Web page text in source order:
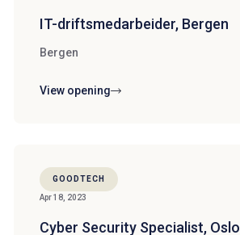
IT-driftsmedarbeider, Bergen
Bergen
View opening
Apr 18, 2023
Cyber Security Specialist, Oslo
GOODTECH